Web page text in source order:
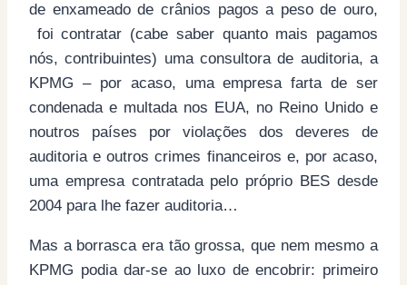
de enxameado de crânios pagos a peso de ouro,
foi contratar (cabe saber quanto mais pagamos
nós, contribuintes) uma consultora de auditoria, a
KPMG – por acaso, uma empresa farta de ser
condenada e multada nos EUA, no Reino Unido e
noutros países por violações dos deveres de
auditoria e outros crimes financeiros e, por acaso,
uma empresa contratada pelo próprio BES desde
2004 para lhe fazer auditoria…
Mas a borrasca era tão grossa, que nem mesmo a
KPMG podia dar-se ao luxo de encobrir: primeiro